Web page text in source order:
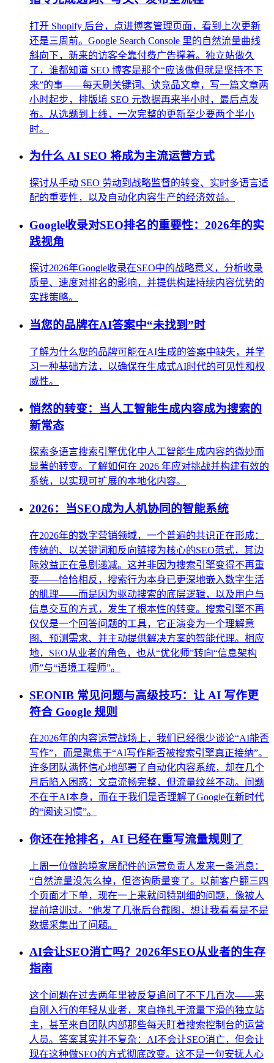
打开 Shopify 后台，点进博客管理页面，看到上次更新
还是三周前。Google Search Console 里的自然流量曲线
斜向下，新来的访客全靠付费广告撑着。独立站做久
了，谁都知道 SEO 博客是那个“应该做但就是坚持不下
来”的事——每天刷关键词、读竞品文章，写一篇文章两
小时起步，排版填 SEO 元数据再来半小时，最后点发
布。从选题到上线，一次完整的更新至少要两个半小
时。
为什么 AI SEO 将成为主流运营方式
探讨从手动 SEO 劳动到战略监督的转变、实时多语言适
配的重要性，以及自动化内容生产的经济效益。
Google收录对SEO排名的重要性：2026年的实
践视角
探讨2026年Google收录在SEO中的战略意义，分析收录
质量、速度对排名的影响，并提供构建持续内容优势的
实践策略。
当您的品牌在AI答案中“未找到”时
了解为什么您的品牌可能在AI生成的答案中缺失，并学
习一种基础方法，以确保在生成式AI时代的可见性和权
威性。
悄然的转变：当人工智能生成内容成为搜索的
新常态
探索多语言搜索引擎优化中人工智能生成内容的微妙而
显著的转变。了解如何在 2026 年应对挑战并构建有效的
系统，以实现可扩展的本地化内容。
2026：当SEO成为人机协同的智能系统
在2026年的数字营销领域，一个普遍的共识正在形成：
传统的、以关键词和反向链接为核心的SEO范式，其边
际效益正在急剧递减。这并非因为搜索引擎变得不再重
要——恰恰相反，搜索行为本身已更深地嵌入数字生活
的肌理——而是因为驱动搜索的底层逻辑，以及用户与
信息交互的方式，发生了根本性的转变。搜索引擎不再
仅仅是一个回答问题的工具，它正演变为一个理解意
图、预测需求、并主动提供解决方案的智能代理。相应
地，SEO从业者的角色，也从“优化师”转向“信息架构
师”与“语境工程师”。
SEONIB 常见问题与高级技巧：让 AI 写作更
符合 Google 规则
在2026年的内容运营战场上，我们已经很少谈论“AI能否
写作”，而是聚焦于“AI写作能否被搜索引擎真正接纳”。
许多团队满怀信心地部署了自动化内容系统，却在几个
月后陷入困惑：文章流畅完整，但流量纹丝不动。问题
不在于AI本身，而在于我们是否理解了Google在新时代
的“阅读习惯”。
你还在抢排名，AI 已经在重写流量规则了
上周一位做跨境家居配件的运营负责人发来一条消息：
“自然流量没怎么掉，但咨询质量变了。以前客户翻三四
个页面才下单，现在一上来就问特别细的问题，像被人
提前培训过。”他发了几张后台截图，想让我看看是不是
数据采集出了问题。
AI会让SEO消亡吗？2026年SEO从业者的生存
指南
这个问题在过去两年里被反复追问了不下几百次——来
自刚入行的年轻从业者，来自挣扎于流量下滑的独立站
主，甚至来自团队内部那些每天盯着搜索控制台的运营
人员。答案其实并不复杂：AI不会让SEO消亡，但会让
现在这种做SEO的方式彻底改变。这不是一句安抚人心